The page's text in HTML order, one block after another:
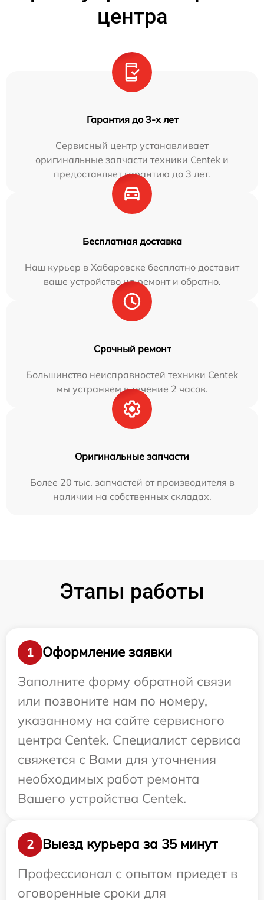
центра
Гарантия до 3-х лет
Сервисный центр устанавливает
оригинальные запчасти техники Centek и
предоставляет гарантию до 3 лет.
Бесплатная доставка
Наш курьер в Хабаровске бесплатно доставит
ваше устройство на ремонт и обратно.
Срочный ремонт
Большинство неисправностей техники Centek
мы устраняем в течение 2 часов.
Оригинальные запчасти
Более 20 тыс. запчастей от производителя в
наличии на собственных складах.
Этапы работы
1
Оформление заявки
Заполните форму обратной связи
или позвоните нам по номеру,
указанному на сайте сервисного
центра Centek. Специалист сервиса
свяжется с Вами для уточнения
необходимых работ ремонта
Вашего устройства Centek.
2
Выезд курьера за 35 минут
Профессионал с опытом приедет в
оговоренные сроки для